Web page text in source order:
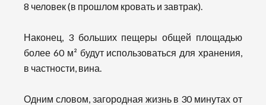
8 человек (в прошлом кровать и завтрак).
Наконец, 3 больших пещеры общей площадью
более 60 м² будут использоваться для хранения,
в частности, вина.
Одним словом, загородная жизнь в 30 минутах от